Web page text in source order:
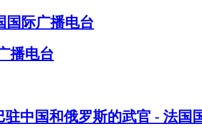
国际广播电台
播电台
中国和俄罗斯的武官 - 法国